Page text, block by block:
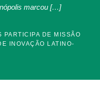
marcou […]
PARTICIPA DE MISSÃO
INOVAÇÃO LATINO-